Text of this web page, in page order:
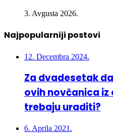
3. Avgusta 2026.
Najpopularniji postovi
12. Decembra 2024.
Za dvadesetak
ovih novčanica
trebaju uraditi?
6. Aprila 2021.